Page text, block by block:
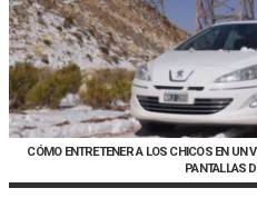
CÓMO ENTRETENER A LOS CHICOS EN UN
PANTALLAS